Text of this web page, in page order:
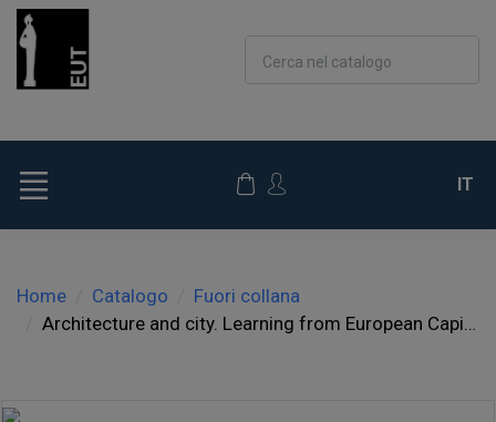
Cerca nel catalogo
IT
Home Catalogo
Fuori collana
Architecture and city. Learning from European Capitals of Culture